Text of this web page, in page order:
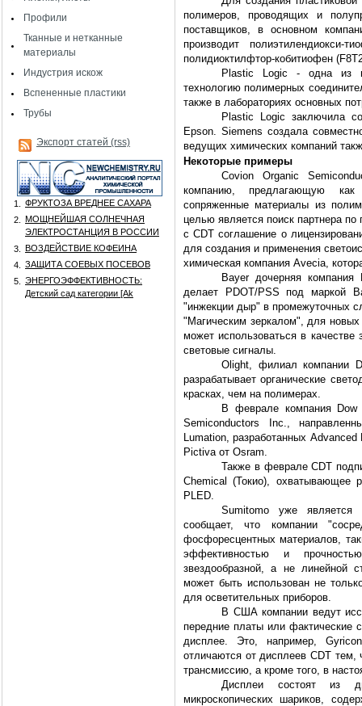
Профили
Тканные и нетканные
материалы
Индустрия искож
Вспененные пластики
Трубы
Экспорт статей (rss)
1.
ФРУКТОЗА ВРЕДНЕЕ САХАРА
2.
МОЩНЕЙШАЯ СОЛНЕЧНАЯ
ЭЛЕКТРОСТАНЦИЯ В РОССИИ
3.
ВОЗДЕЙСТВИЕ КОФЕИНА
4.
ЗАЩИТА СОЕВЫХ ПОСЕВОВ
5.
ЭНЕРГОЭФФЕКТИВНОСТЬ:
Детский сад категории [Аk
полимеров, проводящих и
поставщиков, в основном
производит полиэтилендиокси-
полидиоктилфтор-кобитиофен
Plastic Logic - одна из
технологию полимерных
также в лабораториях основных
Plastic Logic заключила
Epson. Siemens создала
ведущих химических компаний
Некоторые примеры
Covion Organic
компанию, предлагающую как
сопряженные материалы из
целью является поиск партнера по
с CDT соглашение о
для создания и применения
химическая компания Avecia,
Bayer дочерняя компания
делает PDOT/PSS под маркой
"инжекции дыр" в промежуточных
"Магическим зеркалом", для
может использоваться в
световые сигналы.
Olight, филиал компании
разрабатывает органические
красках, чем на полимерах.
В феврале компания Dow
Semiconductors Inc.,
Lumation, разработанных
Pictiva от Osram.
Также в феврале CDT
Chemical (Токио), охватывающее
PLED.
Sumitomo уже является
сообщает, что компании
фосфоресцентных материалов,
эффективностью и
звездообразной, а не линейной
может быть использован не
для осветительных приборов.
В США компании ведут
передние платы или фактические
дисплее. Это, например,
отличаются от дисплеев CDT
трансмиссию, а кроме того, в
Дисплеи состоят из
микроскопических шариков,